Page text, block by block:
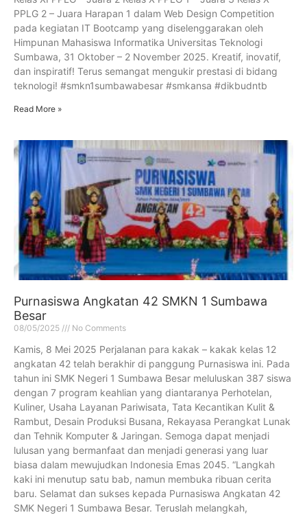
PPLG 2 – Juara Harapan 1 dalam Web Design Competition
pada kegiatan IT Bootcamp yang diselenggarakan oleh
Himpunan Mahasiswa Informatika Universitas Teknologi
Sumbawa, 31 Oktober – 2 November 2025. Kreatif, inovatif,
dan inspiratif! Terus semangat mengukir prestasi di bidang
teknologi! #smkn1sumbawabesar #smkansa #dikbudntb
Read More »
Purnasiswa Angkatan 42 SMKN 1 Sumbawa
Besar
08/05/2025 No Comments
Kamis, 8 Mei 2025 Perjalanan para kakak – kakak kelas 12
angkatan 42 telah berakhir di panggung Purnasiswa ini. Pada
tahun ini SMK Negeri 1 Sumbawa Besar meluluskan 387 siswa
dengan 7 program keahlian yang diantaranya Perhotelan,
Kuliner, Usaha Layanan Pariwisata, Tata Kecantikan Kulit &
Rambut, Desain Produksi Busana, Rekayasa Perangkat Lunak
dan Tehnik Komputer & Jaringan. Semoga dapat menjadi
lulusan yang bermanfaat dan menjadi generasi yang luar
biasa dalam mewujudkan Indonesia Emas 2045. “Langkah
kaki ini menutup satu bab, namun membuka ribuan cerita
baru. Selamat dan sukses kepada Purnasiswa Angkatan 42
SMK Negeri 1 Sumbawa Besar. Teruslah melangkah,